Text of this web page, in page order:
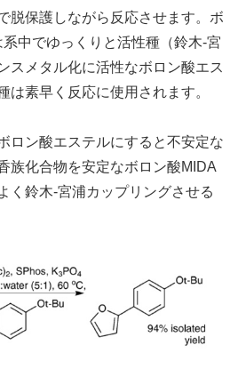
脱保護しながら反応させます。ボ
中でゆっくりと活性種（鈴木-宮
スメタル化に活性なボロン酸エス
は素早く反応に使用されます。
ロン酸エステルにすると不安定な
族化合物を安定なボロン酸MIDA
く鈴木-宮浦カップリングさせる